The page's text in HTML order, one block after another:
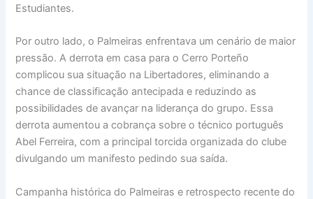
Estudiantes.
Por outro lado, o Palmeiras enfrentava um cenário de maior
pressão. A derrota em casa para o Cerro Porteño
complicou sua situação na Libertadores, eliminando a
chance de classificação antecipada e reduzindo as
possibilidades de avançar na liderança do grupo. Essa
derrota aumentou a cobrança sobre o técnico português
Abel Ferreira, com a principal torcida organizada do clube
divulgando um manifesto pedindo sua saída.
Campanha histórica do Palmeiras e retrospecto recente do